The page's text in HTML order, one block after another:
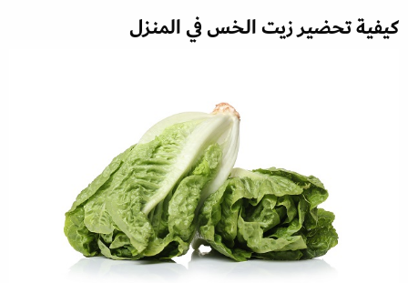
كيفية تحضير زيت الخس في المنزل